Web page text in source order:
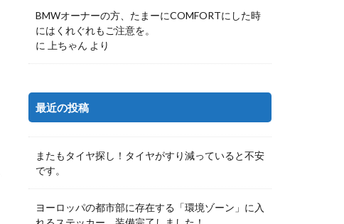
BMWオーナーの方、たまーにCOMFORTにした時
にはくれぐれもご注意を。
に
上ちゃん より
最近の投稿
またもタイヤ探し！タイヤがすり減っていると不安
です。
ヨーロッパの都市部に存在する「環境ゾーン」に入